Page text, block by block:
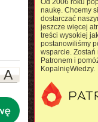
A
Od 2006 roku
naukę. Chcemy
dostarczać
jeszcze więcej
treści wysokiej
postanowiliśmy
wsparcie. Zostań
Patronem i
KopalnięWiedzy.